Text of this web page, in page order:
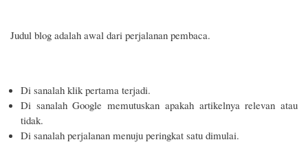
Judul blog adalah awal dari perjalanan pembaca.
Di sanalah klik pertama terjadi.
Di sanalah Google memutuskan apakah artikelnya relevan atau
tidak.
Di sanalah perjalanan menuju peringkat satu dimulai.